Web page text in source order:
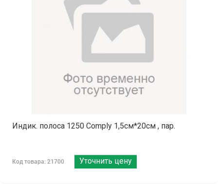
Индик. полоса 1250 Comply 1,5см*20см , пар.
Код товара: 21700 Уточнить цену